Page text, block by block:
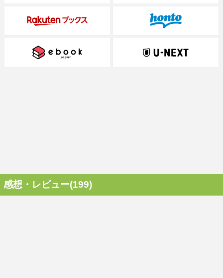
感想・レビュー(199)